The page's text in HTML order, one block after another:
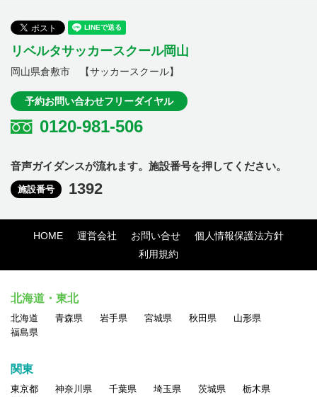
リベルタサッカースクール岡山
岡山県倉敷市 【サッカースクール】
予約お問い合わせフリーダイヤル
0120-981-506
音声ガイダンスが流れます。施設番号を押してください。
施設番号 1392
HOME 運営会社 お問い合せ
個人情報保護法方針
利用規約
北海道・東北
北海道 青森県 岩手県 宮城県 秋田県
山形県
福島県
関東
東京都 神奈川県 千葉県 埼玉県 茨城県
栃木県